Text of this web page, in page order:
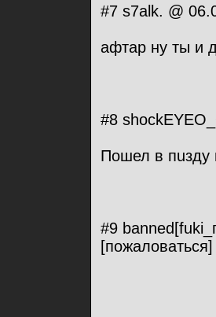
#7 s7alk. @
афтар ну ты и
#8
Пошел в пuзду
#9
[пожаловаться]